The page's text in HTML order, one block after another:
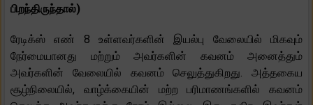
பிறந்திருந்தால்)
ரேடிக்ஸ் எண் 8 உள்ளவர்களின் இயல்பு வேலையில் மிகவும்
நேர்மையானது மற்றும் அவர்களின் கவனம் அனைத்தும்
அவர்களின் வேலையில் கவனம் செலுத்துகிறது. அத்தகைய
சூழ்நிலையில், வாழ்க்கையின் மற்ற பரிமாணங்களில் கவனம்